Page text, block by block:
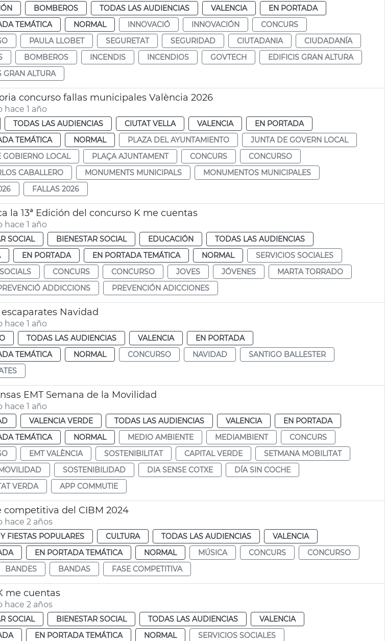
BOMBEROS TODAS LAS AUDIENCIAS VALENCIA
EN PORTADA
TEMÁTICA
NORMAL INNOVACIÓ INNOVACIÓN
CONCURS
PAULA LLOBET SEGURETAT SEGURIDAD CIUTADANIA
CIUDADANÍA
BOMBEROS INCENDIS INCENDIOS GOVTECH
EDIFICIS GRAN ALTURA
GRAN ALTURA
concurso fallas municipales València 2026
1 año
TODAS LAS AUDIENCIAS CIUTAT VELLA VALENCIA
EN PORTADA
TEMÁTICA
NORMAL PLAZA DEL AYUNTAMIENTO
JUNTA DE GOVERN LOCAL
GOBIERNO LOCAL
PLAÇA AJUNTAMENT CONCURS
CONCURSO
CABALLERO
MONUMENTS MUNICIPALS
MONUMENTOS MUNICIPALES
FALLAS 2026
la 13ª Edición del concurso K me cuentas
1 año
SOCIAL BIENESTAR SOCIAL EDUCACIÓN
TODAS LAS AUDIENCIAS
EN PORTADA EN PORTADA TEMÁTICA NORMAL
SERVICIOS SOCIALES
CONCURS CONCURSO JOVES JÓVENES
MARTA TORRADO
ADDICCIONS PREVENCIÓN ADICCIONES
Navidad
1 año
TODAS LAS AUDIENCIAS VALENCIA
EN PORTADA
TEMÁTICA
NORMAL CONCURSO NAVIDAD
SANTIGO BALLESTER
EMT Semana de la Movilidad
1 año
VALENCIA VERDE TODAS LAS AUDIENCIAS VALENCIA
EN PORTADA
TEMÁTICA
NORMAL MEDIO AMBIENTE MEDIAMBIENT
CONCURS
EMT VALÈNCIA SOSTENIBILITAT CAPITAL VERDE
SETMANA MOBILITAT
SOSTENIBILIDAD DIA SENSE COTXE
DÍA SIN COCHE
VERDA
APP COMMUTIE
competitiva del CIBM 2024
hace 2 años
FIESTAS POPULARES CULTURA TODAS LAS AUDIENCIAS
VALENCIA
EN PORTADA TEMÁTICA NORMAL MÚSICA CONCURS
CONCURSO
BANDES BANDAS FASE COMPETITIVA
me cuentas
hace 2 años
SOCIAL BIENESTAR SOCIAL TODAS LAS AUDIENCIAS
VALENCIA
EN PORTADA TEMÁTICA NORMAL SERVICIOS SOCIALES